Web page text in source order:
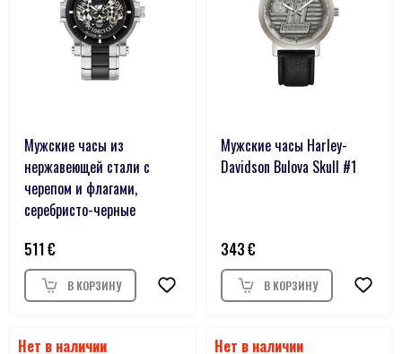
Мужские часы из
нержавеющей стали с
черепом и флагами,
серебристо-черные
511
Мужские часы Harley-
Davidson Bulova Skull #1
343